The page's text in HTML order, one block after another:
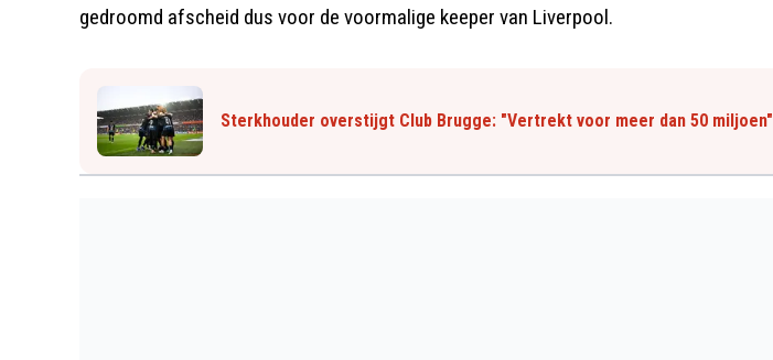
gedroomd afscheid dus voor de voormalige keeper van Liverpool.
Sterkhouder overstijgt Club Brugge: "Vertrekt voor meer dan 50 miljoen"